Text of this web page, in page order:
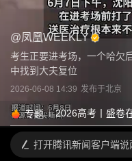
@凤凰WEEKLY
考生正要进考场，一个哈欠
中找到大夫复位
2026-06-08 14:39 发布于北京
专题 2026高考丨盛卷
打开腾讯新闻客户端说